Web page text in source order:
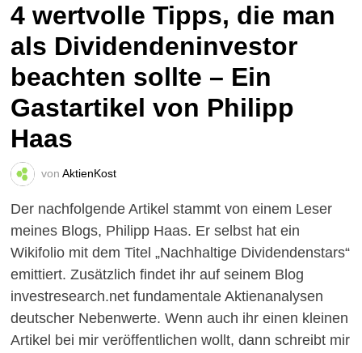
ALEXANDER
KELM
4 wertvolle Tipps, die man
als Dividendeninvestor
beachten sollte – Ein
Gastartikel von Philipp
Haas
von AktienKost
Der nachfolgende Artikel stammt von einem Leser
meines Blogs, Philipp Haas. Er selbst hat ein
Wikifolio mit dem Titel „Nachhaltige Dividendenstars“
emittiert. Zusätzlich findet ihr auf seinem Blog
investresearch.net fundamentale Aktienanalysen
deutscher Nebenwerte. Wenn auch ihr einen kleinen
Artikel bei mir veröffentlichen wollt, dann schreibt mir